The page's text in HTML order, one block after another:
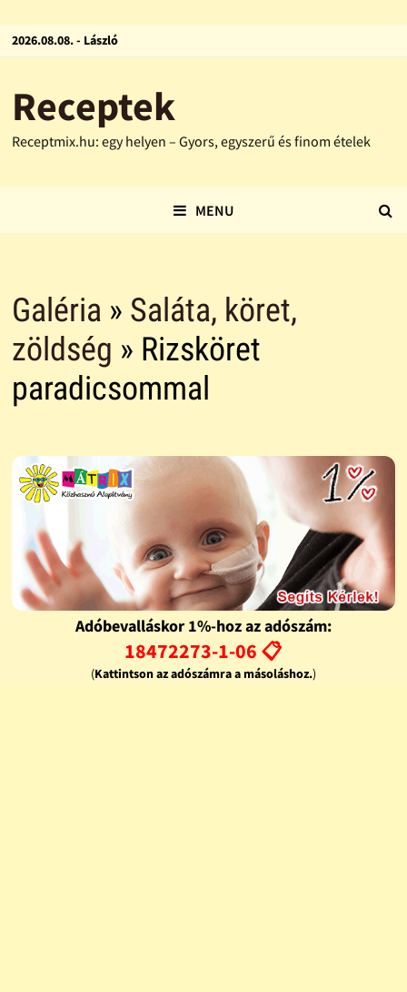
2026.08.08. - László
Receptek
Receptmix.hu: egy helyen – Gyors, egyszerű és finom ételek
MENU
Galéria » Saláta, köret,
zöldség » Rizsköret
paradicsommal
Adóbevalláskor 1%-hoz az adószám:
18472273-1-06 📋
(Kattintson az adószámra a másoláshoz.)